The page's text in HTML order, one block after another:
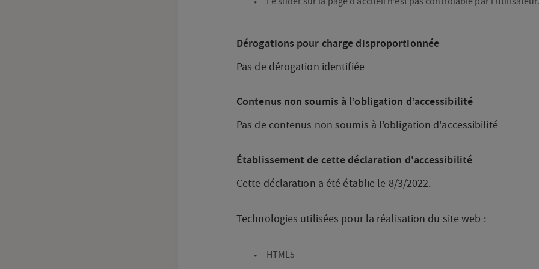
Dérogations pour charge disproportionnée
Pas de dérogation identifiée
Contenus non soumis à l’obligation d’accessibilité
Pas de contenus non soumis à l'obligation d'accessibilité
Établissement de cette déclaration d'accessibilité
Cette déclaration a été établie le 8/3/2022.
Technologies utilisées pour la réalisation du site web :
HTML5